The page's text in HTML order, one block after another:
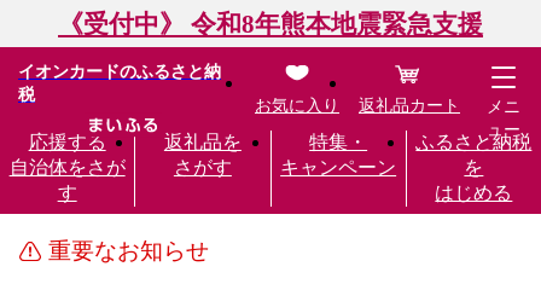
《受付中》 令和8年熊本地震緊急支援
イオンカードのふるさと納
税
応援する
自治体をさが
す
返礼品を
さがす
特集・
キャンペーン
ふるさと納税
を
はじめる
お気に入り 返礼品カート
メニ
ュー
重要なお知らせ